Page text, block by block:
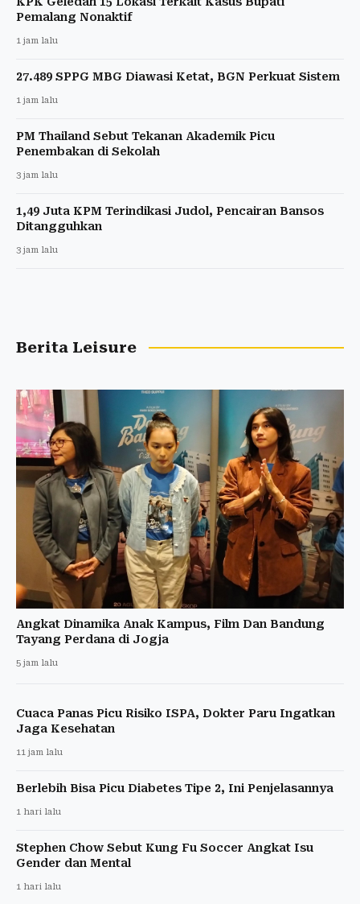
Pemalang Nonaktif
1 jam lalu
27.489 SPPG MBG Diawasi Ketat, BGN Perkuat Sistem
1 jam lalu
PM Thailand Sebut Tekanan Akademik Picu
Penembakan di Sekolah
3 jam lalu
1,49 Juta KPM Terindikasi Judol, Pencairan Bansos
Ditangguhkan
3 jam lalu
Berita Leisure
Angkat Dinamika Anak Kampus, Film Dan Bandung
Tayang Perdana di Jogja
5 jam lalu
Cuaca Panas Picu Risiko ISPA, Dokter Paru Ingatkan
Jaga Kesehatan
11 jam lalu
Berlebih Bisa Picu Diabetes Tipe 2, Ini Penjelasannya
1 hari lalu
Stephen Chow Sebut Kung Fu Soccer Angkat Isu
Gender dan Mental
1 hari lalu